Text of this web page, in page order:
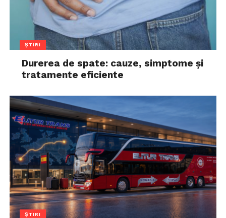
ȘTIRI
Durerea de spate: cauze, simptome și
tratamente eficiente
ȘTIRI